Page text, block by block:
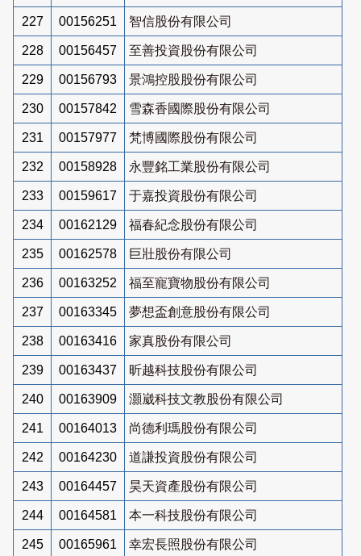
227 00156251 智信股份有限公司
228 00156457 至善投資股份有限公司
229 00156793 景鴻控股股份有限公司
230 00157842 雪森香國際股份有限公司
231 00157977 梵博國際股份有限公司
232 00158928 永豐銘工業股份有限公司
233 00159617 于嘉投資股份有限公司
234 00162129 福春紀念股份有限公司
235 00162578 巨壯股份有限公司
236 00163252 福至寵寶物股份有限公司
237 00163345 夢想盃創意股份有限公司
238 00163416 家真股份有限公司
239 00163437 昕越科技股份有限公司
240 00163909 灝崴科技文教股份有限公司
241 00164013 尚德利瑪股份有限公司
242 00164230 道謙投資股份有限公司
243 00164457 昊天資產股份有限公司
244 00164581 本一科技股份有限公司
245 00165961 幸宏長照股份有限公司